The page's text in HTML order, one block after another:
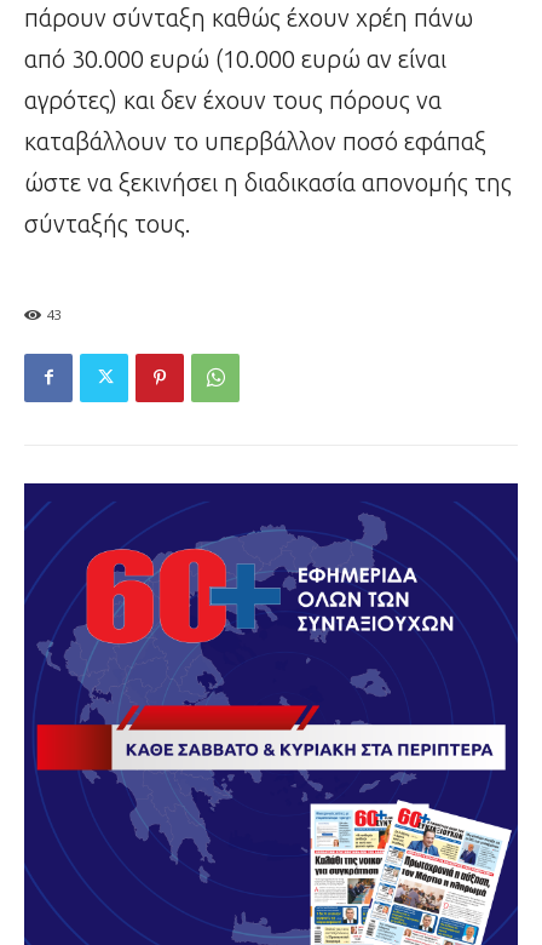
πάρουν σύνταξη καθώς έχουν χρέη πάνω
από 30.000 ευρώ (10.000 ευρώ αν είναι
αγρότες) και δεν έχουν τους πόρους να
καταβάλλουν το υπερβάλλον ποσό εφάπαξ
ώστε να ξεκινήσει η διαδικασία απονομής της
σύνταξής τους.
43